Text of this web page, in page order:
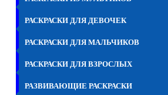
РАСКРАСКИ ДЛЯ ДЕВОЧЕК
РАСКРАСКИ ДЛЯ МАЛЬЧИКОВ
РАСКРАСКИ ДЛЯ ВЗРОСЛЫХ
РАЗВИВАЮЩИЕ РАСКРАСКИ